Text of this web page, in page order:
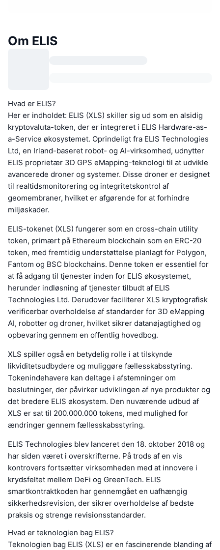
Om ELIS
Hvad er ELIS?
Her er indholdet: ELIS (XLS) skiller sig ud som en alsidig
kryptovaluta-token, der er integreret i ELIS Hardware-as-
a-Service økosystemet. Oprindeligt fra ELIS Technologies
Ltd, en Irland-baseret robot- og AI-virksomhed, udnytter
ELIS proprietær 3D GPS eMapping-teknologi til at udvikle
avancerede droner og systemer. Disse droner er designet
til realtidsmonitorering og integritetskontrol af
geomembraner, hvilket er afgørende for at forhindre
miljøskader.
ELIS-tokenet (XLS) fungerer som en cross-chain utility
token, primært på Ethereum blockchain som en ERC-20
token, med fremtidig understøttelse planlagt for Polygon,
Fantom og BSC blockchains. Denne token er essentiel for
at få adgang til tjenester inden for ELIS økosystemet,
herunder indløsning af tjenester tilbudt af ELIS
Technologies Ltd. Derudover faciliterer XLS kryptografisk
verificerbar overholdelse af standarder for 3D eMapping
AI, robotter og droner, hvilket sikrer datanøjagtighed og
opbevaring gennem en offentlig hovedbog.
XLS spiller også en betydelig rolle i at tilskynde
likviditetsudbydere og muliggøre fællesskabsstyring.
Tokenindehavere kan deltage i afstemninger om
beslutninger, der påvirker udviklingen af nye produkter og
det bredere ELIS økosystem. Den nuværende udbud af
XLS er sat til 200.000.000 tokens, med mulighed for
ændringer gennem fællesskabsstyring.
ELIS Technologies blev lanceret den 18. oktober 2018 og
har siden været i overskrifterne. På trods af en vis
kontrovers fortsætter virksomheden med at innovere i
krydsfeltet mellem DeFi og GreenTech. ELIS
smartkontraktkoden har gennemgået en uafhængig
sikkerhedsrevision, der sikrer overholdelse af bedste
praksis og strenge revisionsstandarder.
Hvad er teknologien bag ELIS?
Teknologien bag ELIS (XLS) er en fascinerende blanding af